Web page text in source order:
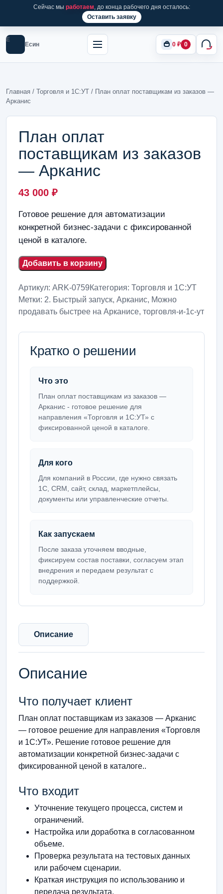
Сейчас мы работаем, до конца рабочего дня осталось:
Оставить заявку
Е
Есин 0 ₽ 0
Главная / Торговля и 1С:УТ / План оплат поставщикам из заказов —
Арканис
План оплат
поставщикам из заказов
— Арканис
43 000 ₽
Готовое решение для автоматизации
конкретной бизнес-задачи с фиксированной
ценой в каталоге.
Добавить в корзину
Артикул: ARK-0759Категория: Торговля и 1С:УТ
Метки: 2. Быстрый запуск, Арканис, Можно
продавать быстрее на Арканисе, торговля-и-1с-ут
Кратко о решении
Что это
План оплат поставщикам из заказов —
Арканис - готовое решение для
направления «Торговля и 1С:УТ» с
фиксированной ценой в каталоге.
Для кого
Для компаний в России, где нужно связать
1С, CRM, сайт, склад, маркетплейсы,
документы или управленческие отчеты.
Как запускаем
После заказа уточняем вводные,
фиксируем состав поставки, согласуем этап
внедрения и передаем результат с
поддержкой.
Описание
Описание
Что получает клиент
План оплат поставщикам из заказов — Арканис
— готовое решение для направления «Торговля
и 1С:УТ». Решение готовое решение для
автоматизации конкретной бизнес-задачи с
фиксированной ценой в каталоге..
Что входит
Уточнение текущего процесса, систем и
ограничений.
Настройка или доработка в согласованном
объеме.
Проверка результата на тестовых данных
или рабочем сценарии.
Краткая инструкция по использованию и
передача результата.